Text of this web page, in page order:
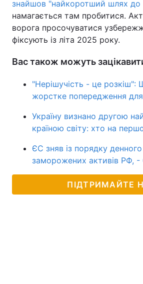
знайшов "найкоротший шлях до
намагається там пробитися.
ворога просочуватися
фіксують із літа 2025 року.
Вас також можуть
"Нерішучість - це розкіш":
жорстке попередження
Україну визнано другою
країною світу: хто на
ЄС зняв із порядку
заморожених активів РФ, -
ПІДТРИМАЙТЕ